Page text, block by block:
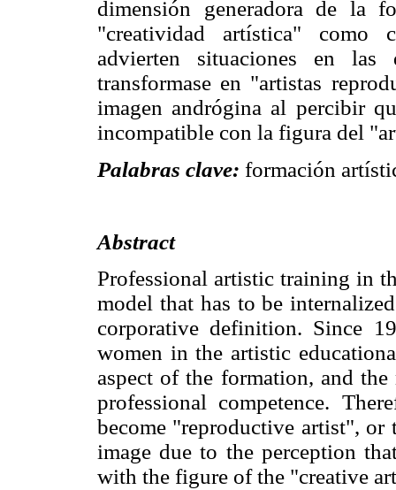
dimensión generadora de la
"creatividad artística" como
advierten situaciones en
transformase en "artistas
imagen andrógina al percibir
incompatible con la figura del
Palabras clave: formación
Abstract
Professional artistic training in
model that has to be
corporative definition. Since
women in the artistic
aspect of the formation, and
professional competence.
become "reproductive artist",
image due to the perception
with the figure of the "creative